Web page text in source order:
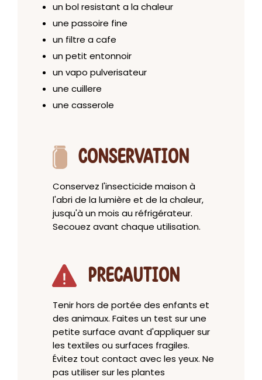
un bol resistant a la chaleur
une passoire fine
un filtre a cafe
un petit entonnoir
un vapo pulverisateur
une cuillere
une casserole
CONSERVATION
Conservez l'insecticide maison à
l'abri de la lumière et de la chaleur,
jusqu'à un mois au réfrigérateur.
Secouez avant chaque utilisation.
PRECAUTION
Tenir hors de portée des enfants et
des animaux. Faites un test sur une
petite surface avant d'appliquer sur
les textiles ou surfaces fragiles.
Évitez tout contact avec les yeux. Ne
pas utiliser sur les plantes